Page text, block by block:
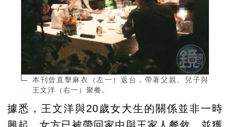
本刊曾直擊麻衣（左一）返台，帶著父親、兒子與
王文洋（右一）聚餐。
據悉，王文洋與20歲女大生的關係並非一時